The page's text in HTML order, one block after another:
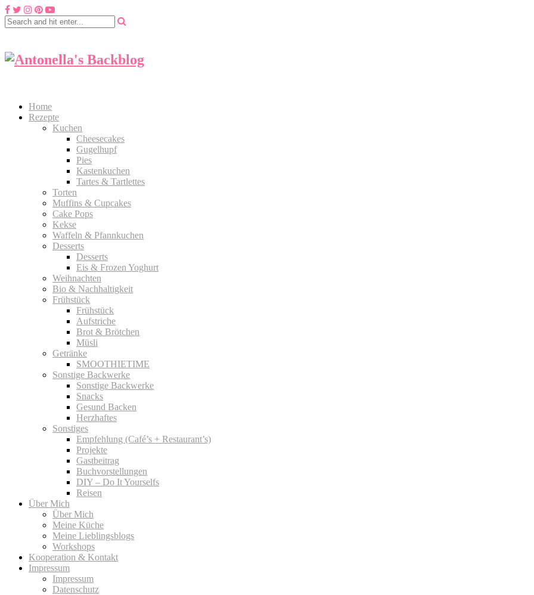
Home
Rezepte
Kuchen
Cheesecakes
Gugelhupf
Pies
Kastenkuchen
Tartes & Tartlettes
Torten
Muffins & Cupcakes
Cake Pops
Kekse
Waffeln & Pfannkuchen
Desserts
Desserts
Eis & Frozen Yoghurt
Weihnachten
Bio & Nachhaltigkeit
Frühstück
Frühstück
Aufstriche
Brot & Brötchen
Müsli
Getränke
SMOOTHIETIME
Sonstige Backwerke
Sonstige Backwerke
Snacks
Gesund Backen
Herzhaftes
Sonstiges
Empfehlung (Café’s + Restaurant’s)
Projekte
Gastbeitrag
Buchvorstellungen
DIY – Do It Yourselfs
Reisen
Über Mich
Über Mich
Meine Küche
Meine Lieblingsblogs
Workshops
Kooperation & Kontakt
Impressum
Impressum
Datenschutz